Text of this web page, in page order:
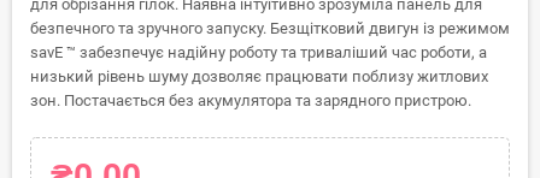
для обрізання гілок. Наявна інтуїтивно зрозуміла панель для
безпечного та зручного запуску. Безщітковий двигун із режимом
savE ™ забезпечує надійну роботу та триваліший час роботи, а
низький рівень шуму дозволяє працювати поблизу житлових
зон. Постачається без акумулятора та зарядного пристрою.